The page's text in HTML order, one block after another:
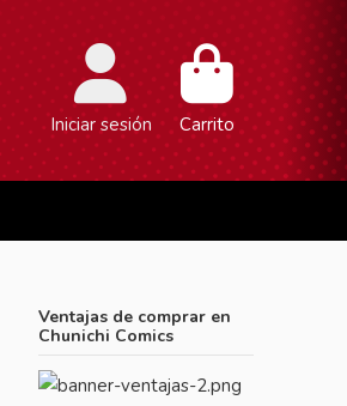
Iniciar sesión Carrito
Ventajas de comprar en
Chunichi Comics